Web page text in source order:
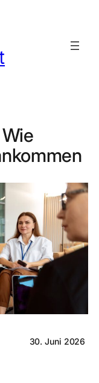
30. Juni 2026